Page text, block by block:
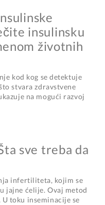
insulinsku
životnih
kod kog se detektuje
stvara zdravstvene
na mogući razvoj
sve treba da
infertiliteta, kojim se
jajne ćelije. Ovaj metod
U toku inseminacije se